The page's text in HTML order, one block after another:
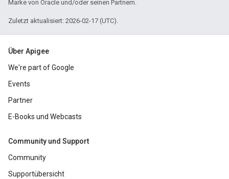
Marke von Oracle und/oder seinen Partnern.
Zuletzt aktualisiert: 2026-02-17 (UTC).
Über Apigee
We're part of Google
Events
Partner
E-Books und Webcasts
Community und Support
Community
Supportübersicht